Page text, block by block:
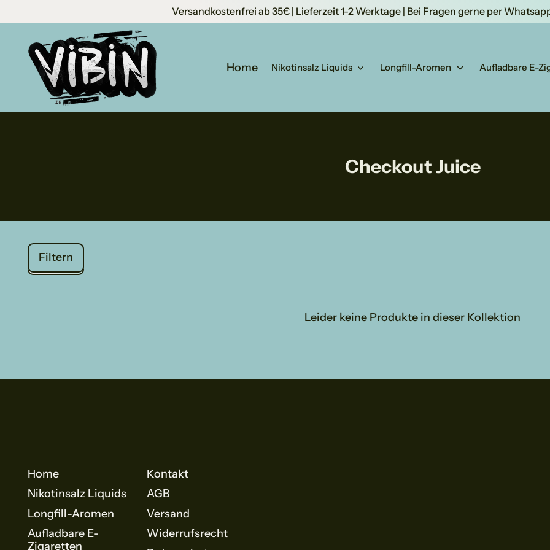
Versandkostenfrei ab 35€ | Lieferzeit 1-2 Werktage | Bei Fragen gerne per
Home Nikotinsalz Liquids Longfill-Aromen Aufladbare E-
Checkout Juice
Filtern
Leider keine Produkte in dieser Kollektion
Home
Nikotinsalz Liquids
Longfill-Aromen
Aufladbare E-
Zigaretten
Kontakt
AGB
Versand
Widerrufsrecht